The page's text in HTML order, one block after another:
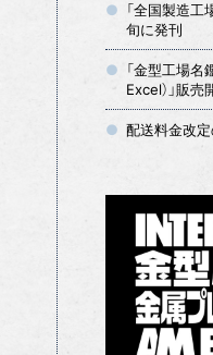
「全国製造工
旬に発刊
「金型工場
Excel）」販
配送料金改